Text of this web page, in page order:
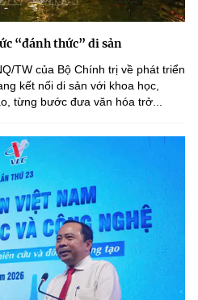
“đánh thức” di sản
TW của Bộ Chính trị về phát triển
kết nối di sản với khoa học,
từng bước đưa văn hóa trở...